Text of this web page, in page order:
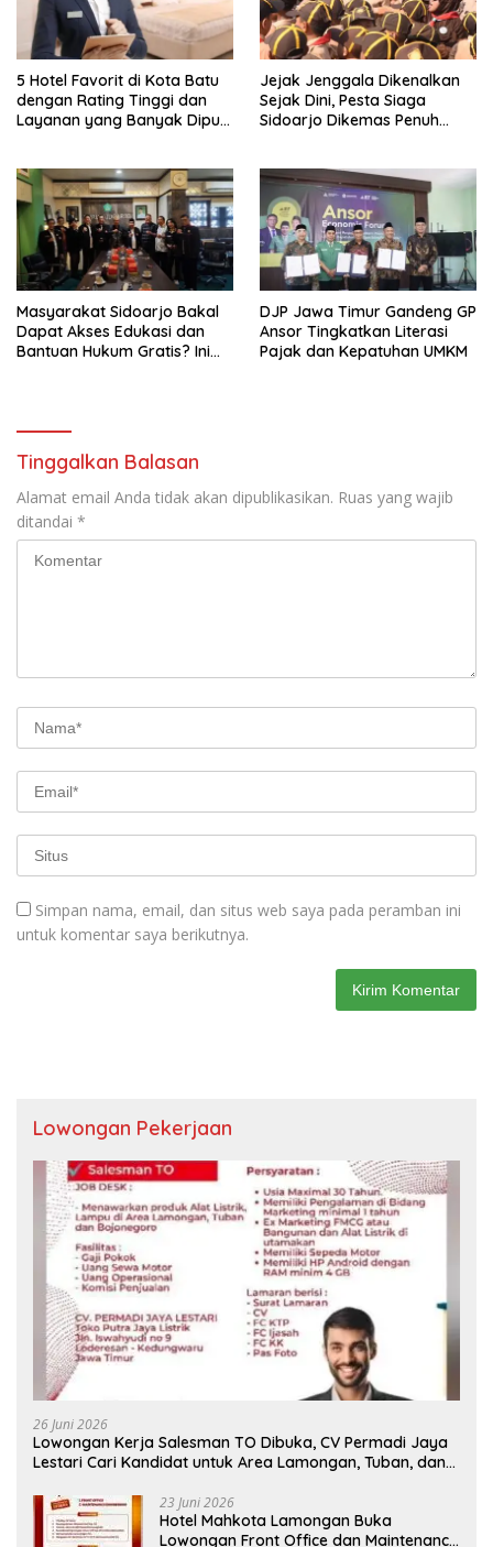
5 Hotel Favorit di Kota Batu
dengan Rating Tinggi dan
Layanan yang Banyak Dipuji
Jejak Jenggala Dikenalkan
Sejak Dini, Pesta Siaga
Sidoarjo Dikemas Penuh
Masyarakat Sidoarjo Bakal
Dapat Akses Edukasi dan
Bantuan Hukum Gratis? Ini
DJP Jawa Timur Gandeng GP
Ansor Tingkatkan Literasi
Pajak dan Kepatuhan UMKM
Tinggalkan Balasan
Alamat email Anda tidak akan dipublikasikan. Ruas yang wajib
ditandai *
Simpan nama, email, dan situs web saya pada peramban ini
untuk komentar saya berikutnya.
Lowongan Pekerjaan
26 Juni 2026
Lowongan Kerja Salesman TO Dibuka, CV Permadi Jaya
Lestari Cari Kandidat untuk Area Lamongan, Tuban, dan
23 Juni 2026
Hotel Mahkota Lamongan Buka
Lowongan Front Office dan Maintenance